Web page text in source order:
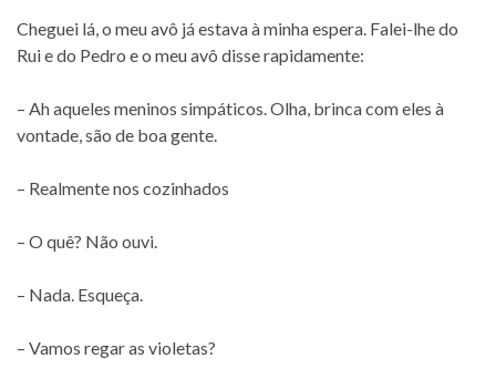
Cheguei lá, o meu avô já estava à minha espera. Falei-lhe do
Rui e do Pedro e o meu avô disse rapidamente:
– Ah aqueles meninos simpáticos. Olha, brinca com eles à
vontade, são de boa gente.
– Realmente nos cozinhados
– O quê? Não ouvi.
– Nada. Esqueça.
– Vamos regar as violetas?